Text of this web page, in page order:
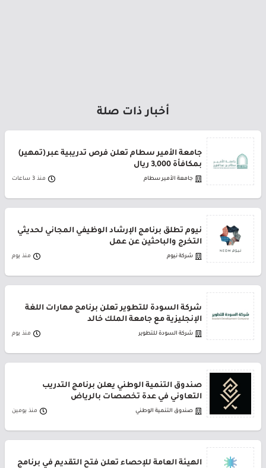
أخبار ذات صلة
جامعة الأمير سطام تعلن فرص تدريبية عبر (تمهير)
بمكافأة 3,000 ريال
جامعة الأمير سطام منذ 3 ساعات
نيوم تطلق برنامج الإرشاد الوظيفي المجاني لحديثي
التخرج والباحثين عن عمل
شركة نيوم منذ يوم
شركة السودة للتطوير تعلن برنامج مهارات اللغة
الإنجليزية مع جامعة الملك خالد
شركة السودة للتطوير منذ يوم
صندوق التنمية الوطني يعلن برنامج التدريب
التعاوني في عدة تخصصات بالرياض
صندوق التنمية الوطني منذ يومين
الهيئة العامة للإحصاء تعلن فتح التقديم في برنامج